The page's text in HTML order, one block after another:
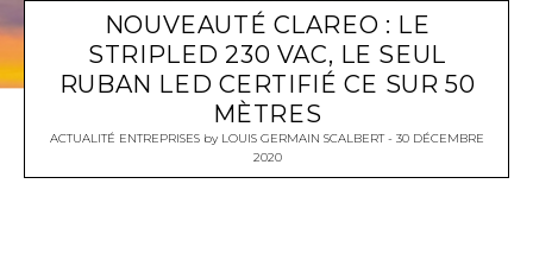
NOUVEAUTÉ CLAREO : LE
STRIPLED 230 VAC, LE SEUL
RUBAN LED CERTIFIÉ CE SUR 50
MÈTRES
ACTUALITÉ ENTREPRISES by LOUIS GERMAIN SCALBERT
30 DÉCEMBRE
2020